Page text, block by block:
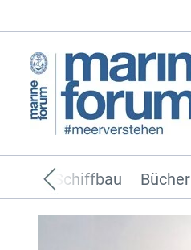
Schiffbau Bücher